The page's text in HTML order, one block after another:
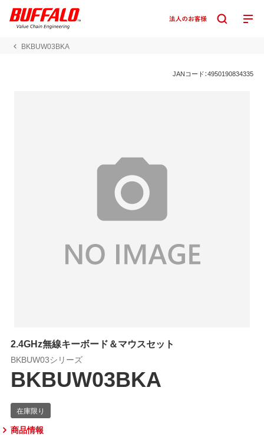
BKBUW03BKA
JANコード：4950190834335
2.4GHz無線キーボード＆マウスセット
BKBUW03シリーズ
BKBUW03BKA
商品情報